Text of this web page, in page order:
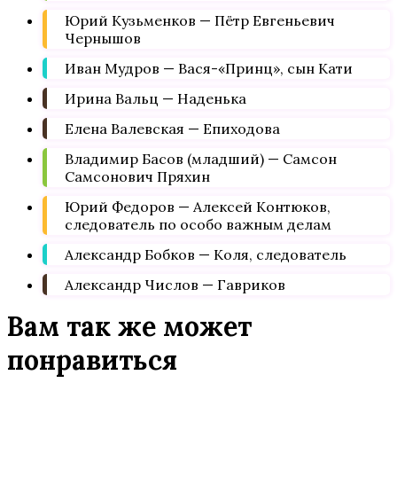
Юрий Кузьменков — Пётр Евгеньевич
Чернышов
Иван Мудров — Вася-«Принц», сын Кати
Ирина Вальц — Наденька
Елена Валевская — Епиходова
Владимир Басов (младший) — Самсон
Самсонович Пряхин
Юрий Федоров — Алексей Контюков,
следователь по особо важным делам
Александр Бобков — Коля, следователь
Александр Числов — Гавриков
Вам так же может
понравиться